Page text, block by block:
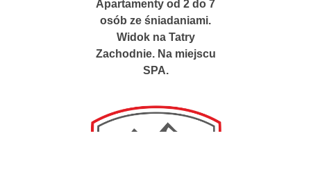
Apartamenty od 2 do 7
osób ze śniadaniami.
Widok na Tatry
Zachodnie. Na miejscu
SPA.